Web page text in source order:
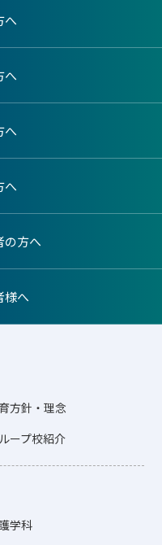
へ
へ
へ
へ
の方へ
様へ
方針・理念
ープ校紹介
学科